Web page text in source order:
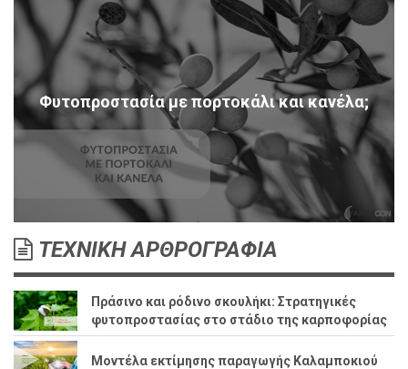
Φυτοπροστασία με πορτοκάλι και κανέλα;
ΤΕΧΝΙΚΗ ΑΡΘΡΟΓΡΑΦΙΑ
Πράσινο και ρόδινο σκουλήκι: Στρατηγικές
φυτοπροστασίας στο στάδιο της καρποφορίας
Μοντέλα εκτίμησης παραγωγής Καλαμποκιού